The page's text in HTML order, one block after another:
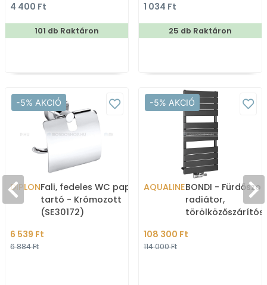
Zuhanyfüggöny textil
4 400 Ft
101 db Raktáron
1 034 Ft
25 db Raktáron
-5% AKCIÓ
DIPLONFali, fedeles WC papír
tartó - Krómozott
(SE30172)
6 539 Ft
6 884 Ft
-5% AKCIÓ
AQUALINEBONDI -
radiátor,
törölközőszárítós
45x93,4cm -
108 300 Ft
114 000 Ft